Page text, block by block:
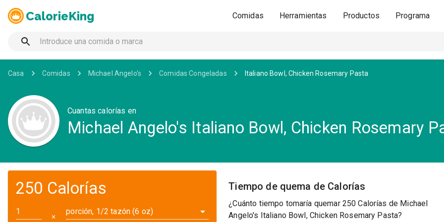
CalorieKing Comidas Herramientas Productos Programa
Casa Comidas Michael Angelo's Comidas Congeladas Italiano Bowl, Chicken Rosemary Pasta
Cuantas calorías en
Michael Angelo's Italiano Bowl, Chicken Rosemary
250 Calorías
✕
porción, 1/2 tazón (6 oz)
Tiempo de quema de Calorías
¿Cuánto tiempo tomaría quemar 250 Calorías de Michael
Angelo's Italiano Bowl, Chicken Rosemary Pasta?